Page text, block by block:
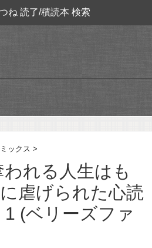
ね 読了/積読本 検索
ックス >
われる人生はも
虐げられた心読
(ベリーズファ